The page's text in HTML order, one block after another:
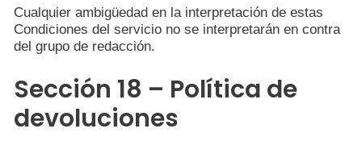
Cualquier ambigüedad en la interpretación de estas
Condiciones del servicio no se interpretarán en contra
del grupo de redacción.
Sección 18 – Política de
devoluciones